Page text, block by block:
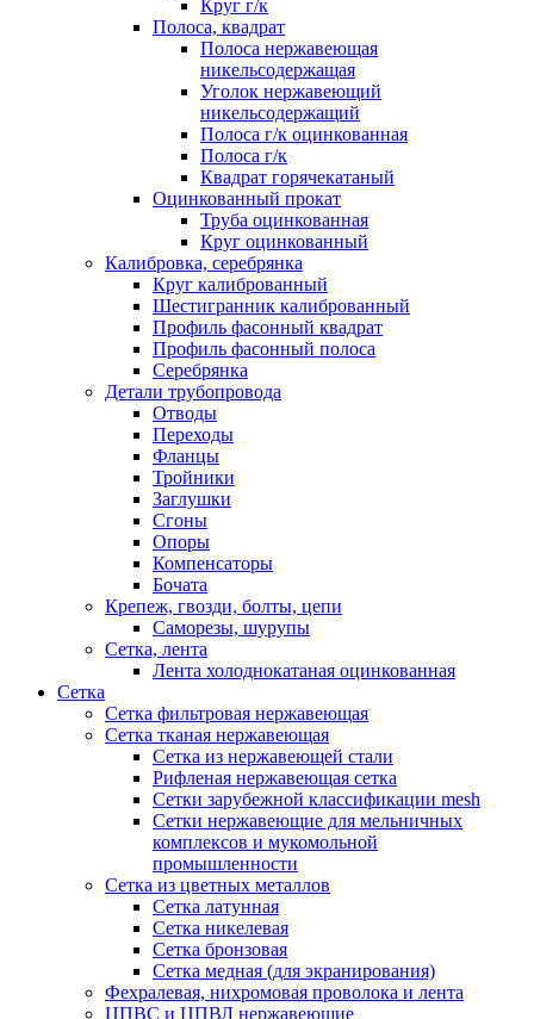
Круг г/к
Полоса, квадрат
Полоса нержавеющая
никельсодержащая
Уголок нержавеющий
никельсодержащий
Полоса г/к оцинкованная
Полоса г/к
Квадрат горячекатаный
Оцинкованный прокат
Труба оцинкованная
Круг оцинкованный
Калибровка, серебрянка
Круг калиброванный
Шестигранник калиброванный
Профиль фасонный квадрат
Профиль фасонный полоса
Серебрянка
Детали трубопровода
Отводы
Переходы
Фланцы
Тройники
Заглушки
Сгоны
Опоры
Компенсаторы
Бочата
Крепеж, гвозди, болты, цепи
Саморезы, шурупы
Сетка, лента
Лента холоднокатаная оцинкованная
Сетка
Сетка фильтровая нержавеющая
Сетка тканая нержавеющая
Сетка из нержавеющей стали
Рифленая нержавеющая сетка
Сетки зарубежной классификации mesh
Сетки нержавеющие для мельничных
комплексов и мукомольной
промышленности
Сетка из цветных металлов
Сетка латунная
Сетка никелевая
Сетка бронзовая
Сетка медная (для экранирования)
Фехралевая, нихромовая проволока и лента
ЦПВС и ЦПВЛ нержавеющие